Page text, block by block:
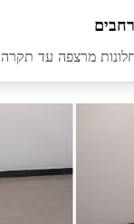
מרצפה עד תקרה